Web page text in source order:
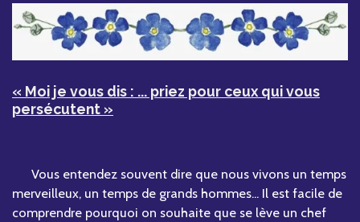
« Moi je vous dis : ... priez pour ceux qui vous
persécutent »
Vous entendez souvent dire que nous vivons un temps
merveilleux, un temps de grands hommes... Il est facile de
comprendre pourquoi on souhaite que se lève un chef